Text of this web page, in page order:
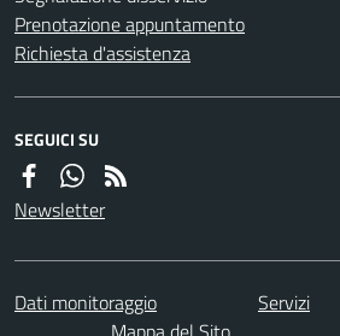
Prenotazione appuntamento
Richiesta d'assistenza
SEGUICI SU
Newsletter
Dati monitoraggio Servizi